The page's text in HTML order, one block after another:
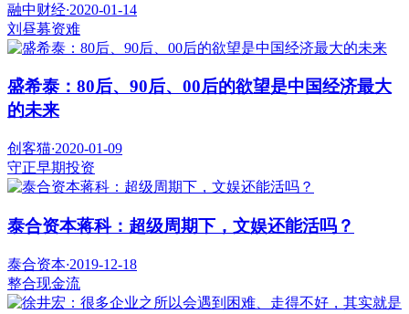
融中财经·2020-01-14
刘昼募资难
盛希泰：80后、90后、00后的欲望是中国经济最大
的未来
创客猫·2020-01-09
守正早期投资
泰合资本蒋科：超级周期下，文娱还能活吗？
泰合资本·2019-12-18
整合现金流